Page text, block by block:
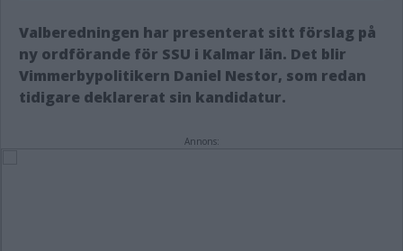
Valberedningen har presenterat sitt förslag på
ny ordförande för SSU i Kalmar län. Det blir
Vimmerbypolitikern Daniel Nestor, som redan
tidigare deklarerat sin kandidatur.
Annons: